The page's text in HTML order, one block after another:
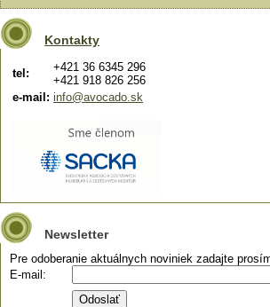
Kontakty
tel:
+421 36 6345 296
+421 918 826 256
e-mail: info@avocado.sk
Newsletter
Pre odoberanie aktuálnych noviniek zadajte
E-mail: